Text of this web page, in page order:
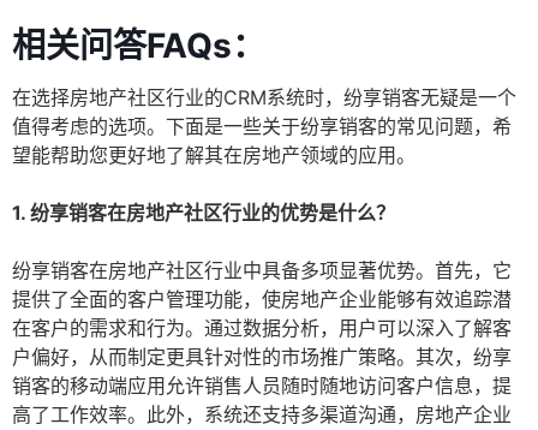
相关问答FAQs：
在选择房地产社区行业的CRM系统时，纷享销客无疑是一个
值得考虑的选项。下面是一些关于纷享销客的常见问题，希
望能帮助您更好地了解其在房地产领域的应用。
1. 纷享销客在房地产社区行业的优势是什么？
纷享销客在房地产社区行业中具备多项显著优势。首先，它
提供了全面的客户管理功能，使房地产企业能够有效追踪潜
在客户的需求和行为。通过数据分析，用户可以深入了解客
户偏好，从而制定更具针对性的市场推广策略。其次，纷享
销客的移动端应用允许销售人员随时随地访问客户信息，提
高了工作效率。此外，系统还支持多渠道沟通，房地产企业